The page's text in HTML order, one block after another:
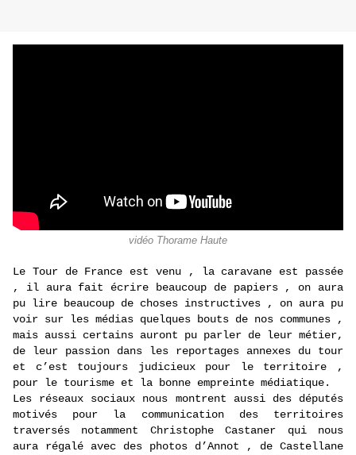
vidéo Thorame Haute
Le Tour de France est venu , la caravane est passée
, il aura fait écrire beaucoup de papiers , on aura
pu lire beaucoup de choses instructives , on aura pu
voir sur les médias quelques bouts de nos communes ,
mais aussi certains auront pu parler de leur métier,
de leur passion dans les reportages annexes du tour
et c’est toujours judicieux pour le territoire ,
pour le tourisme et la bonne empreinte médiatique.
Les réseaux sociaux nous montrent aussi des députés
motivés pour la communication des territoires
traversés notamment Christophe Castaner qui nous
aura régalé avec des photos d’Annot , de Castellane